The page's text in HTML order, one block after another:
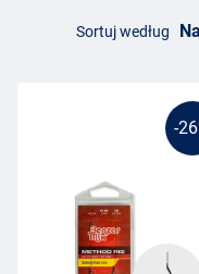
Sortuj według
-